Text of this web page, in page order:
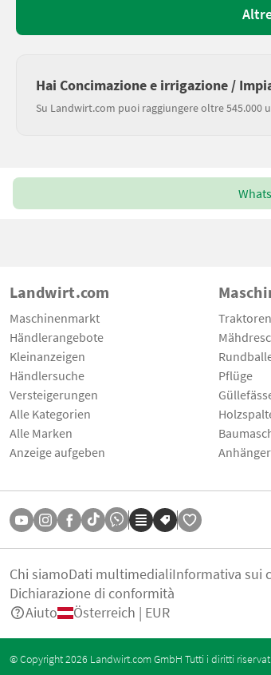
Hai Concimazione e irrigazione /
Su Landwirt.com puoi raggiungere oltre 545.000
Landwirt.com
Maschinenmarkt
Händlerangebote
Kleinanzeigen
Händlersuche
Versteigerungen
Alle Kategorien
Alle Marken
Anzeige aufgeben
Traktoren
Pflüge
Anhänger
Chi siamoDati multimedialiInformativa sui
Dichiarazione di conformità
Aiuto
Österreich | EUR
© Copyright 2026 Landwirt.com GmbH Tutti i diritti